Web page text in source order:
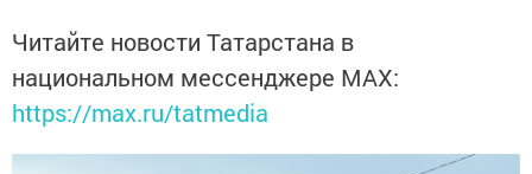
Читайте новости Татарстана в
национальном мессенджере MАХ:
https://max.ru/tatmedia